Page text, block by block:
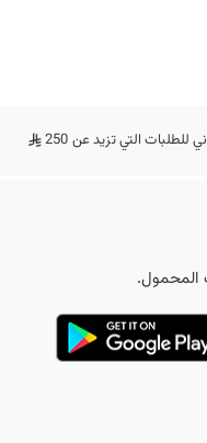
التي تزيد عن 250